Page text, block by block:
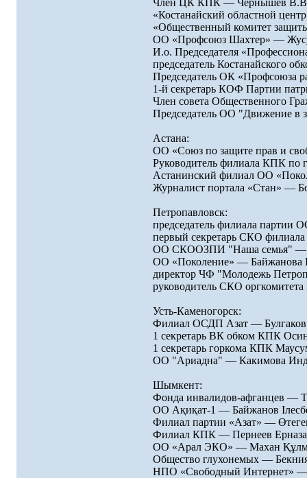
«Костанайский областной
«Общественный комитет
ОО «Профсоюз Шахтер» —
И.о. Председателя
председатель Костанайского
Председатель ОК «Профсоюза
1-й секретарь КОФ Партии
Член совета Общественного
Председатель ОО "Движение в
Астана:
ОО «Союз по защите прав и
Руководитель филиала КПК по
Астанинский филиал ОО
Журналист портала «Стан» —
Петропавловск:
председатель филиала
первый секретарь СКО
ОО СКООЗПИ "Наша семья" —
ОО «Поколение» — Байжанова
директор ЧФ "Молодежь
руководитель СКО
Усть-Каменогорск:
Филиал ОСДП Азат —
1 секретарь ВК обком КПК
1 секретарь горкома КПК
ОО "Ариадна" — Какимова
Шымкент:
Фонда инвалидов-афганцев —
ОО Ақиқат-1 — Байжанов
Филиал партии «Азат» —
Филиал КПК — Пернеев
ОО «Арал ЭКО» — Махан
Общество глухонемых —
НПО «Свободный Интернет» —